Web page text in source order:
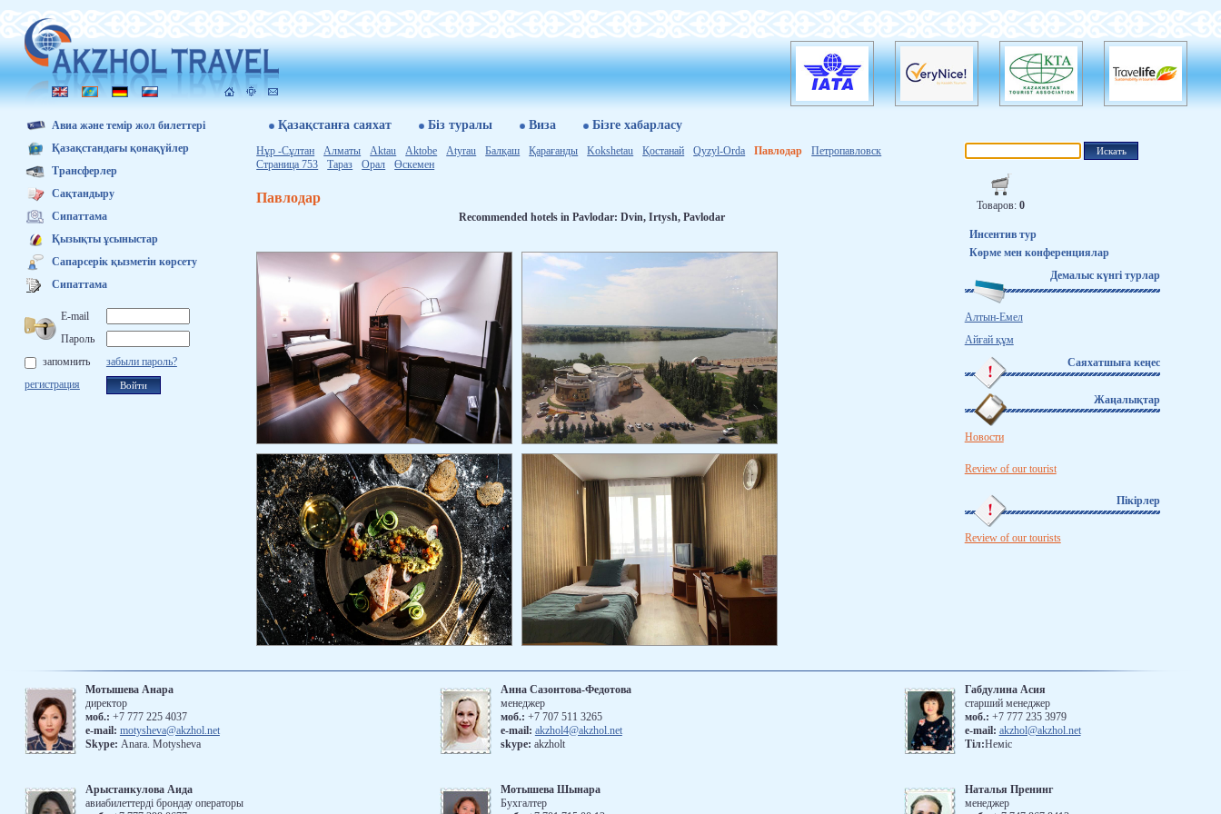
Қазақстанға саяхат Бiз туралы Виза Бізге хабарласу
Авиа және темір жол билеттері
Қазақстандағы қонақүйлер
Трансферлер
Сақтандыру
Сипаттама
Қызықты ұсыныстар
Сапарсерік қызметін көрсету
Сипаттама
E-mail
Пароль
забыли пароль?
запомнить
регистрация
Нұр -Сұлтан Алматы Aktau Aktobe Atyrau Балқаш Қарағанды Kokshetau Қостанай Qyzyl-Orda Павлодар
Петропавловск
Страница 753
Тараз Орал Өскемен
Павлодар
Re­com­mended ho­tels in Pav­lo­dar: Dvin, Ir­tysh, Pav­lo­dar
Товаров:0
Инсентив тур
Көрме мен конференциялар
Демалыс күнгі турлар
Алтын-Емел
Айғай құм
Саяхатшыға кеңес
Жаңалықтар
Новости
Review of our tourist
Пікірлер
Review of our tourists
Мотышева Анара
директор
моб.: +7 777 225 4037
е-mail: motysheva@akzhol.net
Skype: Anara. Motysheva
Анна Сазонтова-Федотова
менеджер
моб.: +7 707 511 3265
е-mail: akzhol4@akzhol.net
skype: akzholt
Габдулина Асия
старший менеджер
моб.: +7 777 235 3979
e-mail: akzhol@akzhol.net
Тiл:Немiс
Арыстанкулова Аида
авиабилеттерді брондау операторы
Мотышева Шынара
Бухгалтер
Наталья Пренинг
менеджер